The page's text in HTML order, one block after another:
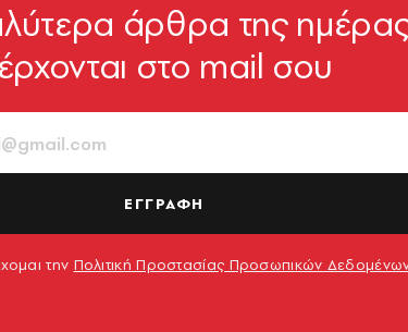
άρθρα της
έρχονται στο mail σου
ΕΓΓΡΑΦΗ
την Πολιτική Προστασίας Προσωπικών